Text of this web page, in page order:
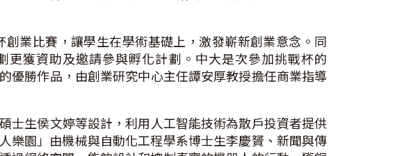
業比賽，讓學生在學術基礎上，激發嶄新創業意念。同
獲資助及邀請參與孵化計劃。中大是次參加挑戰杯的
優勝作品，由創業研究中心主任譚安厚教授擔任商業指導
士生侯文婷等設計，利用人工智能技術為散戶投資者提供
樂園」由機械與自動化工程學系博士生李慶贇、新聞與傳